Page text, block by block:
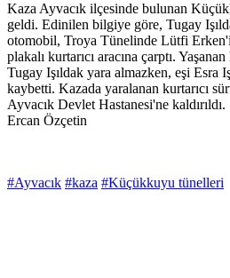
Kaza Ayvacık ilçesinde bulunan
geldi. Edinilen bilgiye göre, Tugay
otomobil, Troya Tünelinde Lütfi
plakalı kurtarıcı aracına çarptı.
Tugay Işıldak yara almazken, eşi Esra
kaybetti. Kazada yaralanan kurtarıcı
Ayvacık Devlet Hastanesi'ne kaldırıldı.
Ercan Özçetin
#Ayvacık #kaza #Küçükkuyu tünelleri